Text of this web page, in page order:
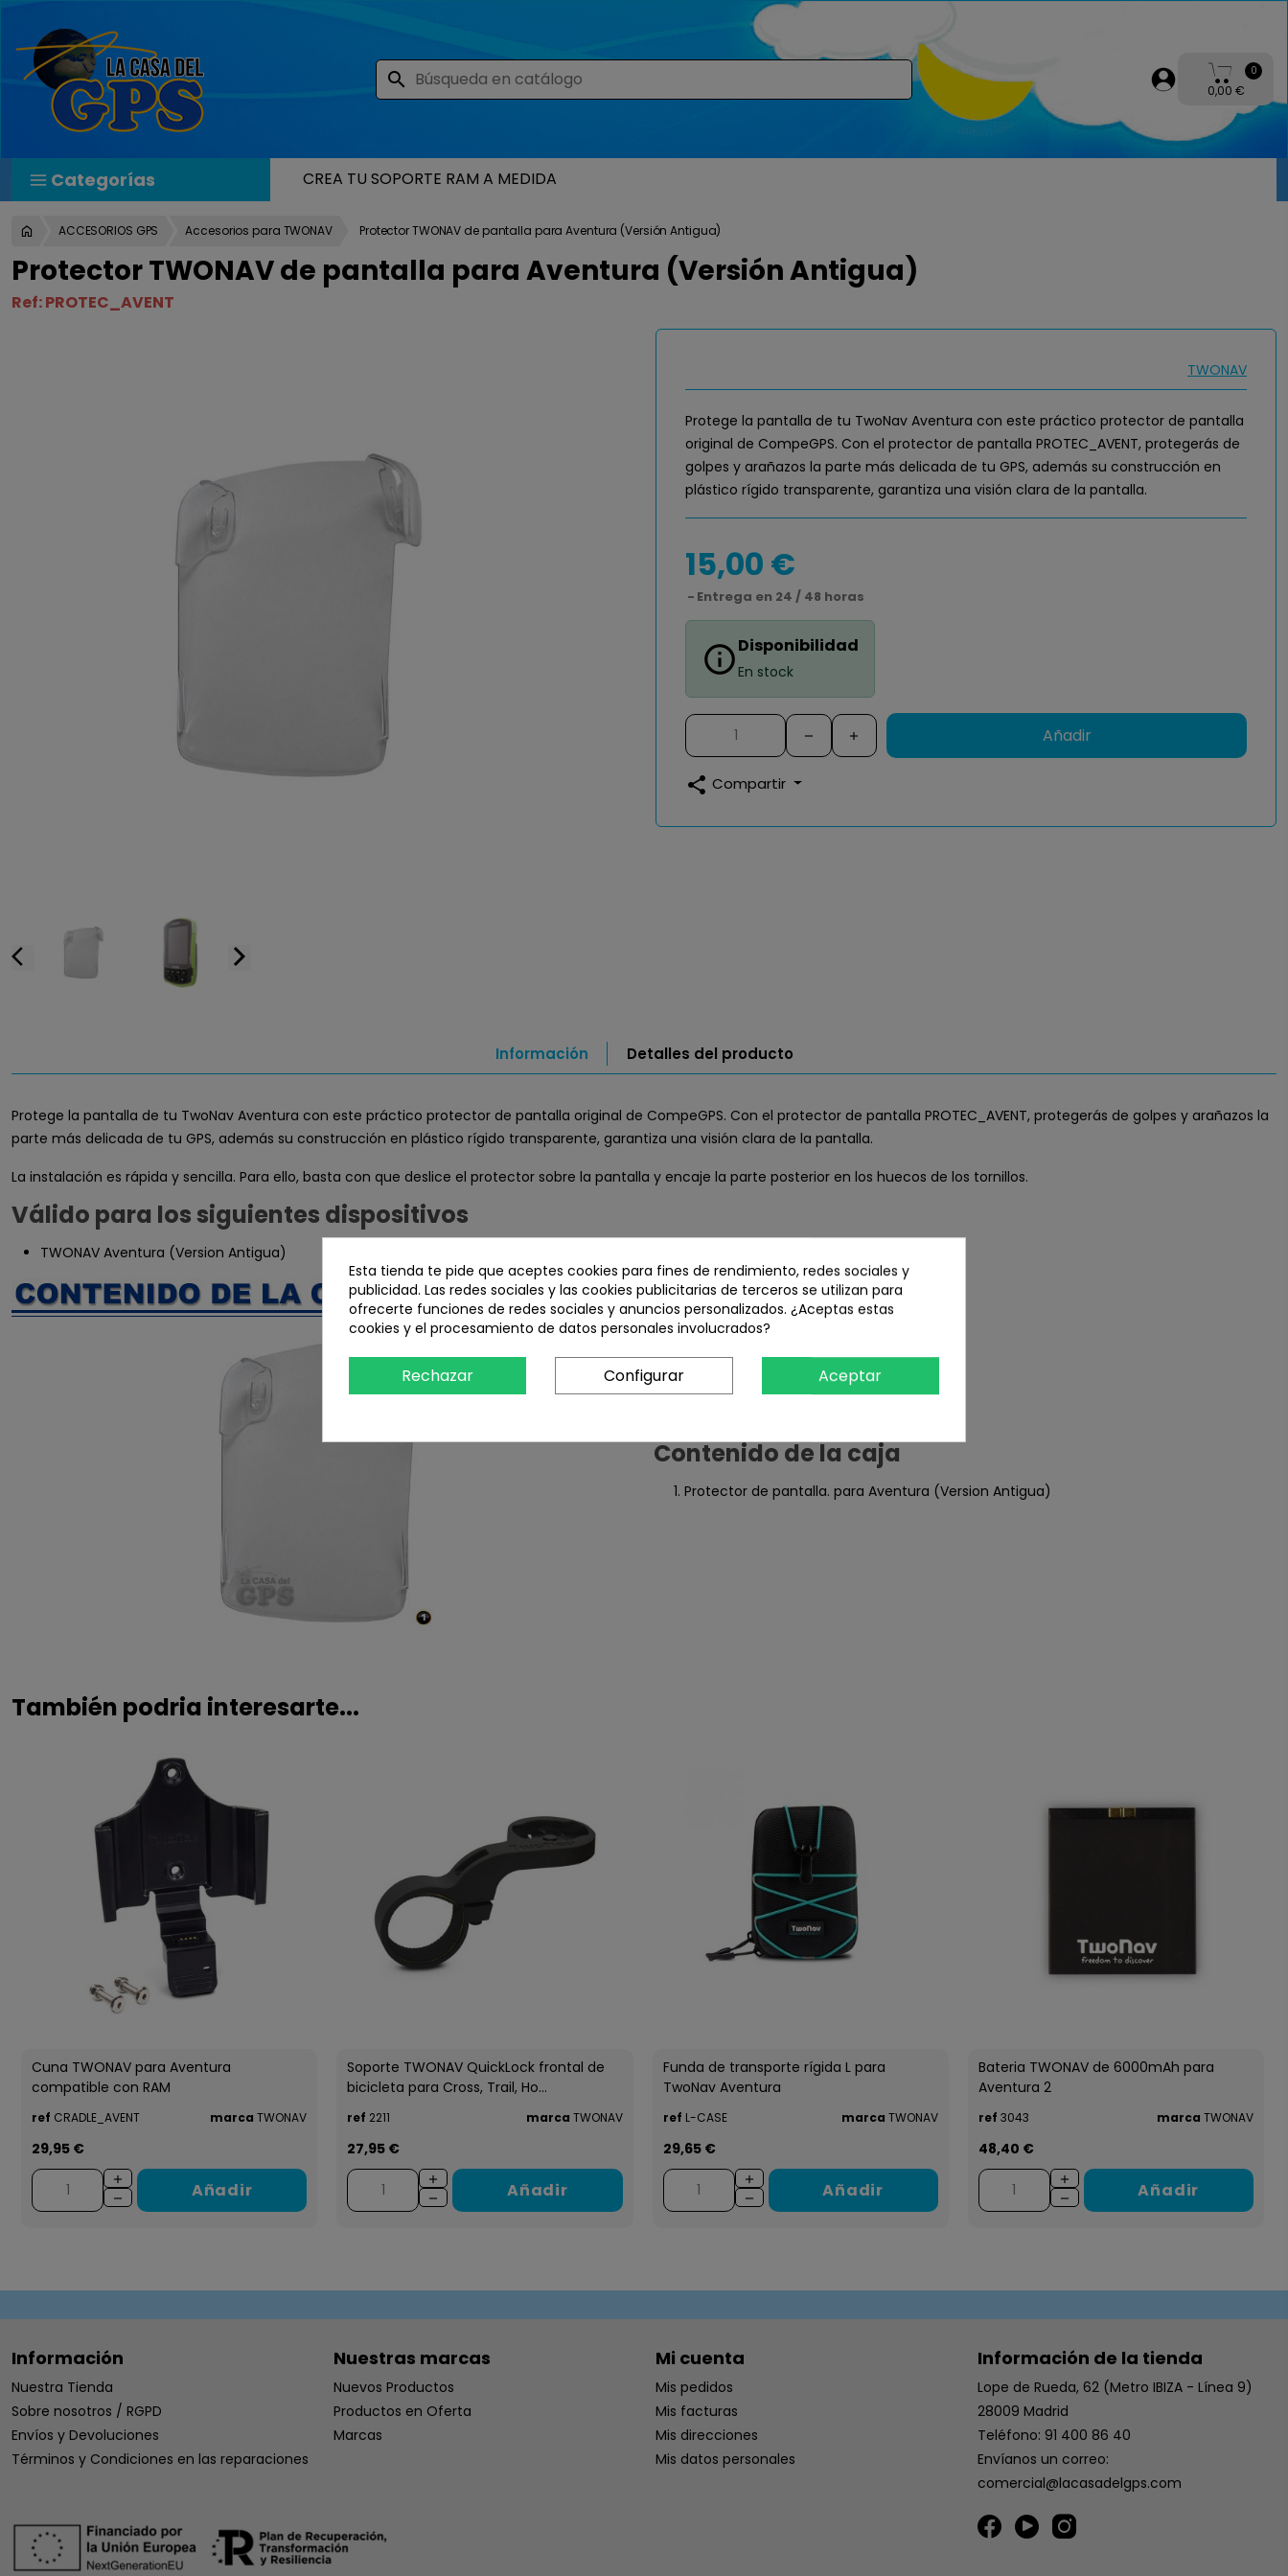
search 0
0,00 €
Categorías CREA TU SOPORTE RAM A MEDIDA
ACCESORIOS GPS Accesorios para TWONAV Protector TWONAV de pantalla para Aventura (Versión Antigua)
Protector TWONAV de pantalla para Aventura (Versión Antigua)
Ref:PROTEC_AVENT
arrow_back_ios arrow_forward_ios
TWONAV
Protege la pantalla de tu TwoNav Aventura con este práctico protector de pantalla
original de CompeGPS. Con el protector de pantalla PROTEC_AVENT, protegerás de
golpes y arañazos la parte más delicada de tu GPS, además su construcción en
plástico rígido transparente, garantiza una visión clara de la pantalla.
15,00 €
Entrega en 24 / 48 horas
info_outlineDisponibilidad
En stock
Añadir
share Compartir
Información Detalles del producto
Protege la pantalla de tu TwoNav Aventura con este práctico protector de pantalla original de CompeGPS. Con el protector de pantalla PROTEC_AVENT, protegerás de golpes y arañazos la
parte más delicada de tu GPS, además su construcción en plástico rígido transparente, garantiza una visión clara de la pantalla.
La instalación es rápida y sencilla. Para ello, basta con que deslice el protector sobre la pantalla y encaje la parte posterior en los huecos de los tornillos.
Válido para los siguientes dispositivos
TWONAV Aventura (Version Antigua)
Contenido de la caja
Protector de pantalla. para Aventura (Version Antigua)
También podria interesarte...
Cuna TWONAV para Aventura
compatible con RAM
ref CRADLE_AVENT marca TWONAV
29,95 €
Añadir
Soporte TWONAV QuickLock frontal de
bicicleta para Cross, Trail, Ho...
ref 2211 marca TWONAV
27,95 €
Añadir
Funda de transporte rígida L para
TwoNav Aventura
ref L-CASE marca TWONAV
29,65 €
Añadir
Bateria TWONAV de 6000mAh para
Aventura 2
ref 3043 marca TWONAV
48,40 €
Añadir
Información
Nuestra Tienda
Sobre nosotros / RGPD
Envíos y Devoluciones
Términos y Condiciones en las reparaciones
Nuestras marcas
Nuevos Productos
Productos en Oferta
Marcas
Mi cuenta
Mis pedidos
Mis facturas
Mis direcciones
Mis datos personales
Información de la tienda
Lope de Rueda, 62 (Metro IBIZA - Línea 9)
28009 Madrid
Teléfono: 91 400 86 40
Envíanos un correo:
comercial@lacasadelgps.com
Esta tienda te pide que aceptes cookies para fines de rendimiento, redes sociales y
publicidad. Las redes sociales y las cookies publicitarias de terceros se utilizan para
ofrecerte funciones de redes sociales y anuncios personalizados. ¿Aceptas estas
cookies y el procesamiento de datos personales involucrados?
Rechazar Configurar Aceptar